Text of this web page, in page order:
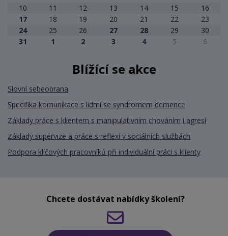
10
11 12 13 14 15
16
17
18 19 20 21 22
23
24
25 26 27 28 29
30
31
1 2 3 4 5 6
Blížící se akce
Slovní sebeobrana
Specifika komunikace s lidmi se syndromem demence
Základy práce s klientem s manipulativním chováním i agresí
Základy supervize a práce s reflexí v sociálních službách
Podpora klíčových pracovníků při individuální práci s klienty
Chcete dostávat nabídky školení?